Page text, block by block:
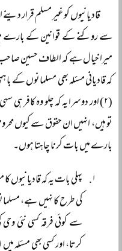
قادیانیوں کو غیر مسلم قرار
سے روکنے کے قوانین کے بارے
کہ قادیانی مسئلہ بھی مسلمانوں کے
(۲) اور دوسرا یہ کہ چلو وہ کافر
تو ہیں، انہیں ان حقوق سے کیوں
بارے میں بات کرنا چاہتا ہوں۔
پہلی بات یہ کہ
کی طرح کا نہیں ہے،
سے کوئی فرقہ کسی نئی
کرتا، اور کسی بھی مسئلہ